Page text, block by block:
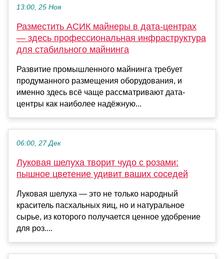
13:00, 25 Ноя
Разместить АСИК майнеры в дата-центрах
— здесь профессиональная инфраструктура
для стабильного майнинга
Развитие промышленного майнинга требует
продуманного размещения оборудования, и
именно здесь всё чаще рассматривают дата-
центры как наиболее надёжную...
06:00, 27 Дек
Луковая шелуха творит чудо с розами:
пышное цветение удивит ваших соседей
Луковая шелуха — это не только народный
краситель пасхальных яиц, но и натуральное
сырье, из которого получается ценное удобрение
для роз....